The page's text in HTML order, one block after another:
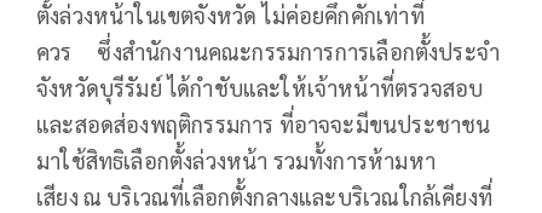
ตั้งล่วงหน้าในเขตจังหวัด ไม่ค่อยคึกคักเท่าที่
ควร ซึ่งสำนักงานคณะกรรมการการเลือกตั้งประจำ
จังหวัดบุรีรัมย์ ได้กำชับและให้เจ้าหน้าที่ตรวจสอบ
และสอดส่องพฤติกรรมการ ที่อาจจะมีขนประชาชน
มาใช้สิทธิเลือกตั้งล่วงหน้า รวมทั้งการห้ามหา
เสียง ณ บริเวณที่เลือกตั้งกลางและบริเวณใกล้เคียงที่